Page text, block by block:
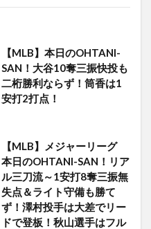
【MLB】本日のOHTANI-
SAN！大谷10奪三振快投も
二桁勝利ならず！筒香は1
安打2打点！
【MLB】メジャーリーグ
本日のOHTANI-SAN！リア
ル三刀流～1安打8奪三振無
失点＆ライト守備も勝て
ず！澤村投手は大差でリー
ドで登板！秋山選手はフル